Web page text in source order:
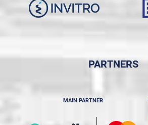
PARTNERS
MAIN PARTNER